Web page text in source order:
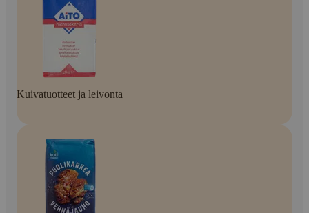
Kuivatuotteet ja leivonta